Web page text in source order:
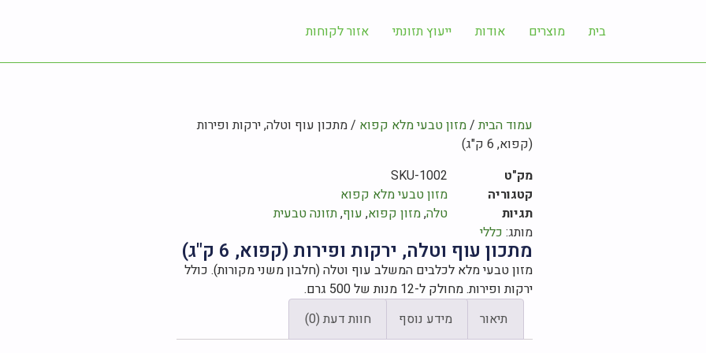
בית מוצרים אודות ייעוץ תזונתי אזור לקוחות
עמוד הבית/מזון טבעי מלא קפוא / מתכון עוף וטלה, ירקות ופירות
(קפוא, 6 ק"ג)
מק"ט
SKU-1002
קטגוריה
מזון טבעי מלא קפוא
תגיות
טלה,מזון קפוא, עוף,תזונה טבעית
מותג: כללי
מתכון עוף וטלה, ירקות ופירות (קפוא, 6 ק"ג)
מזון טבעי מלא לכלבים המשלב עוף וטלה (חלבון משני מקורות). כולל
ירקות ופירות. מחולק ל-12 מנות של 500 גרם.
תיאור
מידע נוסף חוות דעת (0)